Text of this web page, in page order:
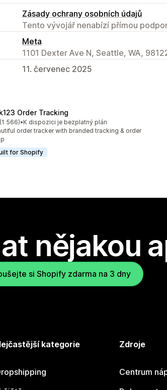
Zásady ochrany osobních údajů
Tento vývojář nenabízí přímou
Meta
1101 Dexter Ave N, Seattle, WA,
11. červenec 2025
Order Tracking
hvězd
(1 566)počet recenzí: 1566
•K dispozici je bezplatný plán
order tracker with branded tracking & order
for Shopify
nějakou
si Shopify zdarma na 3 dny
kategorie Zdroje
Centrum